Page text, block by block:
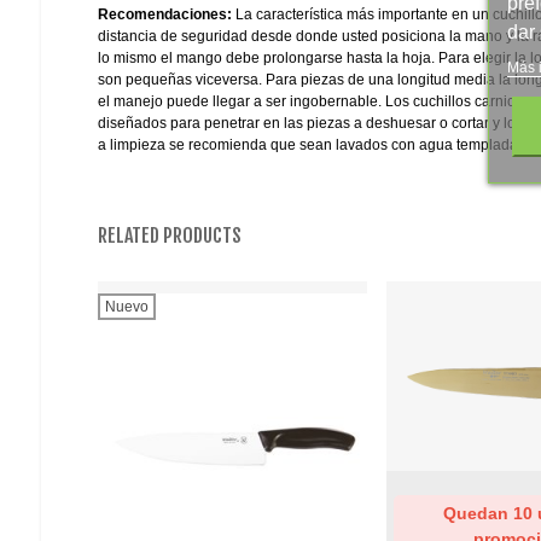
Recomendaciones: La característica más importante en un
distancia de seguridad desde donde usted posiciona la mano y la
lo mismo el mango debe prolongarse hasta la hoja. Para elegir la
son pequeñas viceversa. Para piezas de una longitud media la
el manejo puede llegar a ser ingobernable. Los cuchillos
diseñados para penetrar en las piezas a deshuesar o cortar y los
a limpieza se recomienda que sean lavados con agua templada y
RELATED PRODUCTS
Nuevo
Quedan 10
dar
Más